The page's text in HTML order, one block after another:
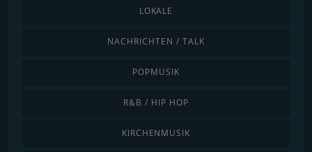
LOKALE
NACHRICHTEN / TALK
POPMUSIK
R&B / HIP HOP
KIRCHENMUSIK